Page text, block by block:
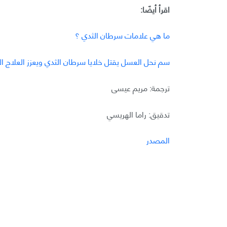
اقرأ أيضًا:
ما هي علامات سرطان الثدي ؟
سم نحل العسل يقتل خلايا سرطان الثدي ويعزز العلاج
ترجمة: مريم عيسى
تدقيق: راما الهريسي
المصدر